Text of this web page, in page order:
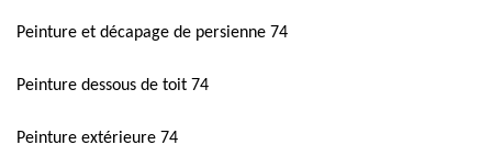
Peinture et décapage de persienne 74
Peinture dessous de toit 74
Peinture extérieure 74